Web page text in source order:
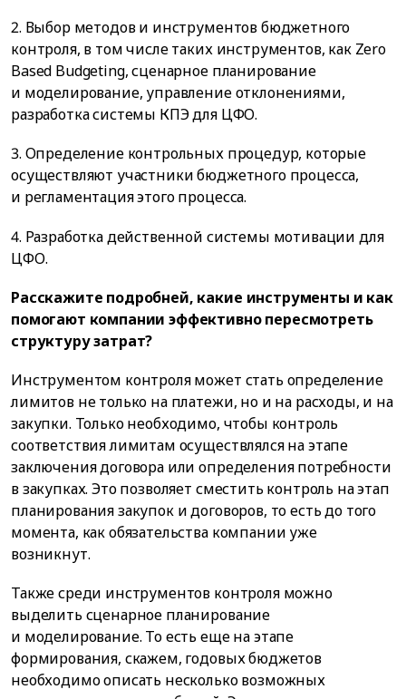
2. Выбор методов и инструментов бюджетного
контроля, в том числе таких инструментов, как Zero
Based Budgeting, сценарное планирование
и моделирование, управление отклонениями,
разработка системы КПЭ для ЦФО.
3. Определение контрольных процедур, которые
осуществляют участники бюджетного процесса,
и регламентация этого процесса.
4. Разработка действенной системы мотивации для
ЦФО.
Расскажите подробней, какие инструменты и как
помогают компании эффективно пересмотреть
структуру затрат?
Инструментом контроля может стать определение
лимитов не только на платежи, но и на расходы, и на
закупки. Только необходимо, чтобы контроль
соответствия лимитам осуществлялся на этапе
заключения договора или определения потребности
в закупках. Это позволяет сместить контроль на этап
планирования закупок и договоров, то есть до того
момента, как обязательства компании уже
возникнут.
Также среди инструментов контроля можно
выделить сценарное планирование
и моделирование. То есть еще на этапе
формирования, скажем, годовых бюджетов
необходимо описать несколько возможных